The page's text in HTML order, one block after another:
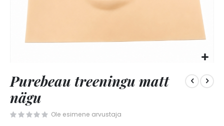
to
the
beginning
of
the
Purebeau treeningu matt
nägu
Ole esimene arvustaja